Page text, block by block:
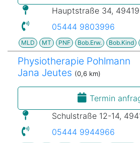
Hauptstraße 34,
05444 9803996
MLD MT PNF Bob.Erw. Bob.Kind
Physiotherapie Pohlmann
Jana Jeutes (0,6 km)
Termin
Schulstraße 12-14,
05444 9944966